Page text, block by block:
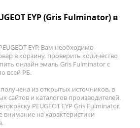
EYP (Gris Fulminator) в
EYP, Вам необходимо
в корзину, проверить количество
онлайн эмаль Gris Fulminator с
всей РБ.
из открытых источников, в
сайтов и каталогов производителей.
PEUGEOT EYP Gris Fulminator,
на характеристики